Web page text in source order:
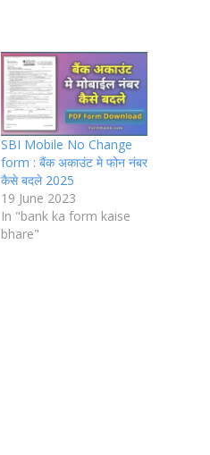
SBI Mobile No Change
form : बैंक अकाउंट मे फोन नंबर
कैसे बदले 2025
19 June 2023
In "bank ka form kaise
bhare"